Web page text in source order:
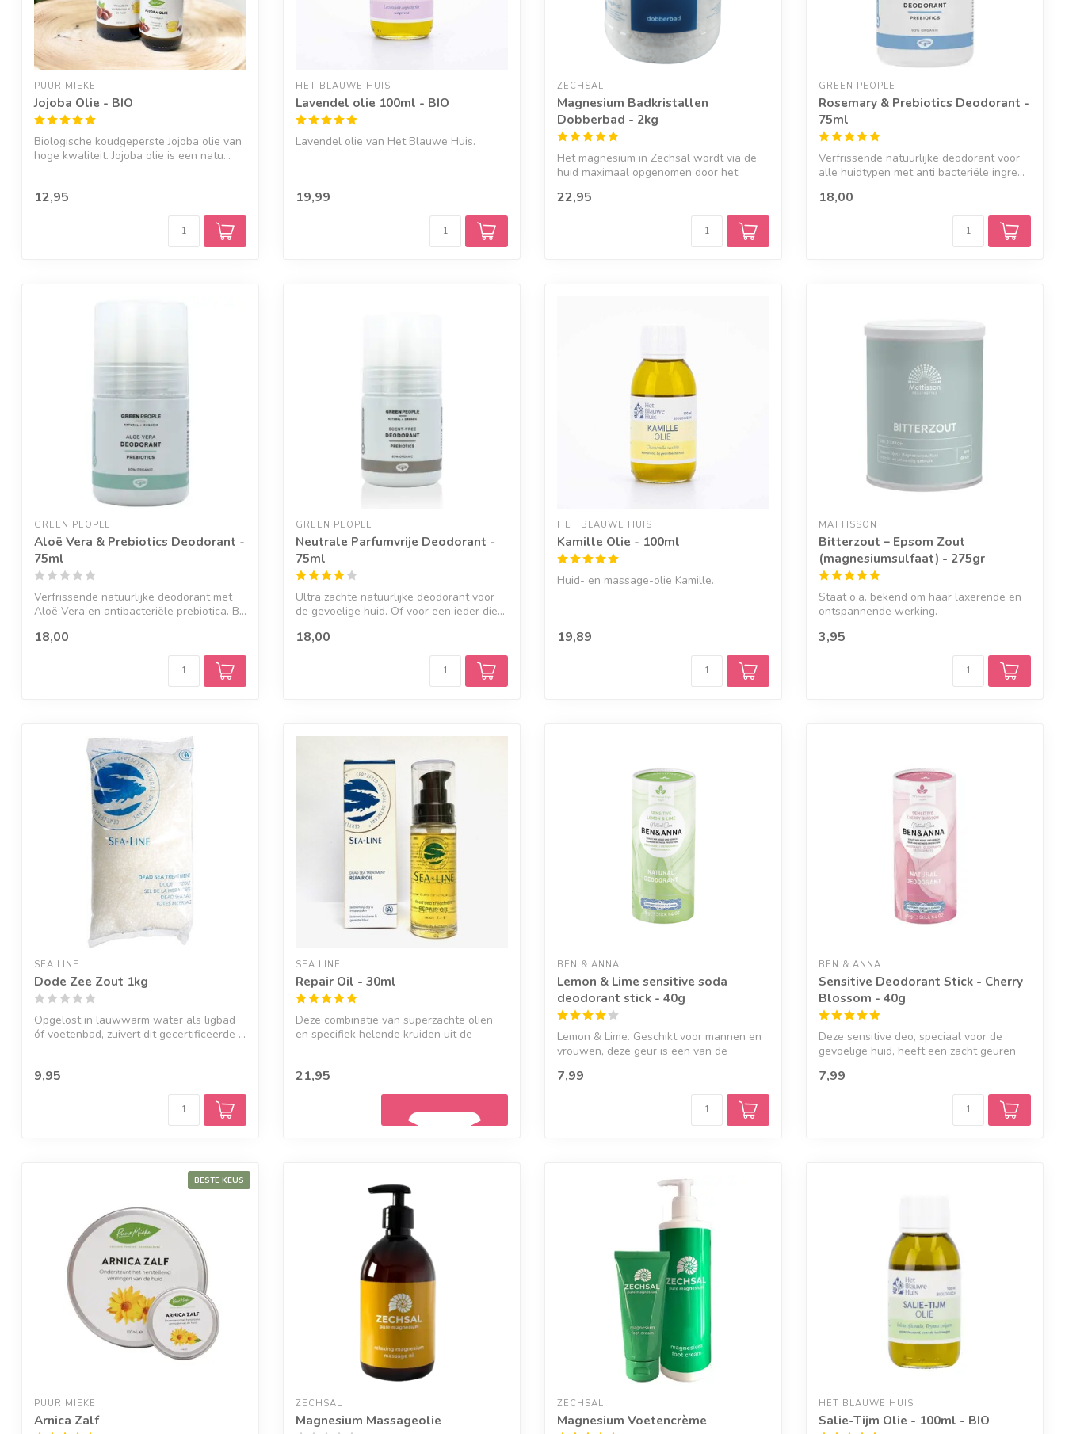
PUUR MIEKE
Jojoba Olie - BIO
Biologische koudgeperste Jojoba olie van
hoge kwaliteit. Jojoba olie is een natu...
12,95
HET BLAUWE HUIS
Lavendel olie 100ml - BIO
Lavendel olie van Het Blauwe Huis.
19,99
ZECHSAL
Magnesium Badkristallen
Dobberbad - 2kg
Het magnesium in Zechsal wordt via de
huid maximaal opgenomen door het
22,95
GREEN PEOPLE
Rosemary & Prebiotics Deodorant -
75ml
Verfrissende natuurlijke deodorant voor
alle huidtypen met anti bacteriële ingre...
18,00
GREEN PEOPLE
Aloë Vera & Prebiotics Deodorant -
75ml
Verfrissende natuurlijke deodorant met
Aloë Vera en antibacteriële prebiotica. B...
18,00
GREEN PEOPLE
Neutrale Parfumvrije Deodorant -
75ml
Ultra zachte natuurlijke deodorant voor
de gevoelige huid. Of voor een ieder die...
18,00
HET BLAUWE HUIS
Kamille Olie - 100ml
Huid- en massage-olie Kamille.
19,89
MATTISSON
Bitterzout – Epsom Zout
(magnesiumsulfaat) - 275gr
Staat o.a. bekend om haar laxerende en
ontspannende werking.
3,95
SEA LINE
Dode Zee Zout 1kg
Opgelost in lauwwarm water als ligbad
óf voetenbad, zuivert dit gecertificeerde ...
9,95
SEA LINE
Repair Oil - 30ml
Deze combinatie van superzachte oliën
en specifiek helende kruiden uit de
21,95
Geef een seintje
BEN & ANNA
Lemon & Lime sensitive soda
deodorant stick - 40g
Lemon & Lime. Geschikt voor mannen en
vrouwen, deze geur is een van de
7,99
BEN & ANNA
Sensitive Deodorant Stick - Cherry
Blossom - 40g
Deze sensitive deo, speciaal voor de
gevoelige huid, heeft een zacht geuren
7,99
BESTE KEUS
PUUR MIEKE
Arnica Zalf
ZECHSAL
Magnesium Massageolie
ZECHSAL
Magnesium Voetencrème
HET BLAUWE HUIS
Salie-Tijm Olie - 100ml - BIO